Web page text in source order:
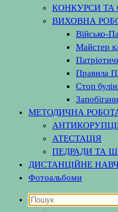
КОНКУРСИ ТА
ВИХОВНА
Військо-
Майстер
Правила
Стоп
МЕТОДИЧНА
АТЕСТАЦІЯ
ПЕДРАДИ ТА
ДИСТАНЦІЙНЕ
Фотоальбоми